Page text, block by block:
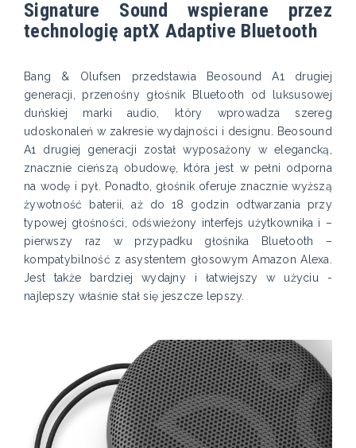
Signature Sound wspierane przez
technologię aptX Adaptive Bluetooth
Bang & Olufsen przedstawia Beosound A1 drugiej
generacji, przenośny głośnik Bluetooth od luksusowej
duńskiej marki audio, który wprowadza szereg
udoskonaleń w zakresie wydajności i designu. Beosound
A1 drugiej generacji został wyposażony w elegancką,
znacznie cieńszą obudowę, która jest w pełni odporna
na wodę i pył. Ponadto, głośnik oferuje znacznie wyższą
żywotność baterii, aż do 18 godzin odtwarzania przy
typowej głośności, odświeżony interfejs użytkownika i –
pierwszy raz w przypadku głośnika Bluetooth –
kompatybilność z asystentem głosowym Amazon Alexa.
Jest także bardziej wydajny i łatwiejszy w użyciu -
najlepszy właśnie stał się jeszcze lepszy.